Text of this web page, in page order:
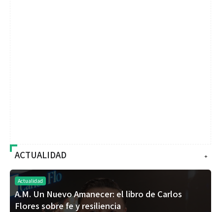
+
ACTUALIDAD
Actualidad
A.M. Un Nuevo Amanecer: el libro de Carlos
Flores sobre fe y resiliencia